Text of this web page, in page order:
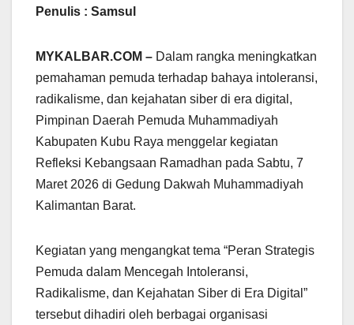
Penulis : Samsul
MYKALBAR.COM – Dalam rangka meningkatkan
pemahaman pemuda terhadap bahaya intoleransi,
radikalisme, dan kejahatan siber di era digital,
Pimpinan Daerah Pemuda Muhammadiyah
Kabupaten Kubu Raya menggelar kegiatan
Refleksi Kebangsaan Ramadhan pada Sabtu, 7
Maret 2026 di Gedung Dakwah Muhammadiyah
Kalimantan Barat.
Kegiatan yang mengangkat tema “Peran Strategis
Pemuda dalam Mencegah Intoleransi,
Radikalisme, dan Kejahatan Siber di Era Digital”
tersebut dihadiri oleh berbagai organisasi